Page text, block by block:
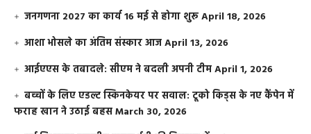
जनगणना 2027 का कार्य 16 मई से होगा शुरूApril 18, 2026
आशा भोसले का अंतिम संस्कार आजApril 13, 2026
आईएएस के तबादले: सीएम ने बदली अपनी टीमApril 1, 2026
बच्चों के लिए एडल्ट स्किनकेयर पर सवाल: टूको किड्स के नए कैंपेन में
फराह खान ने उठाई बहसMarch 30, 2026